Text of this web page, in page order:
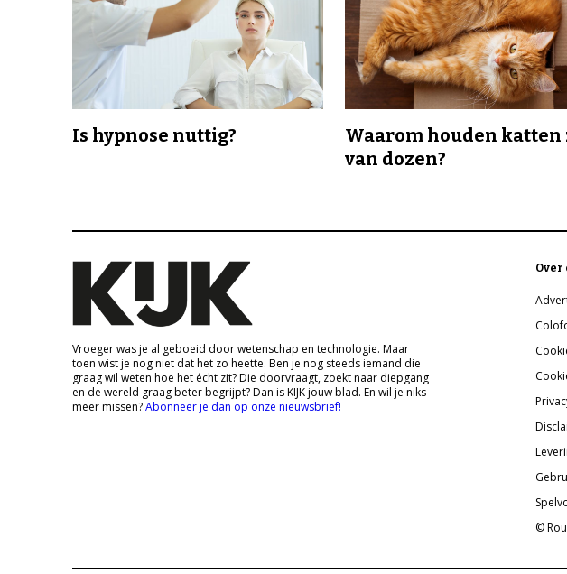
Is hypnose nuttig?
Waarom houden katten
van dozen?
Vroeger was je al geboeid door wetenschap en technologie. Maar
toen wist je nog niet dat het zo heette. Ben je nog steeds iemand die
graag wil weten hoe het écht zit? Die doorvraagt, zoekt naar diepgang
en de wereld graag beter begrijpt? Dan is KIJK jouw blad. En wil je niks
meer missen?Abonneer je dan op onze nieuwsbrief!
Over
©